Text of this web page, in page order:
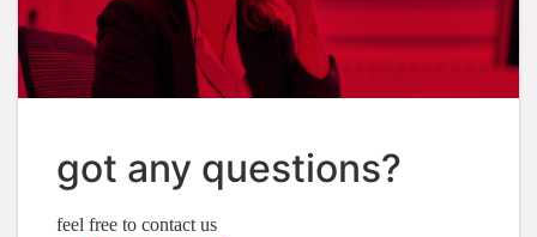
got any questions?
feel free to contact us